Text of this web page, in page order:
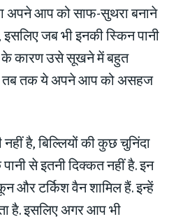
अपने आप को साफ-सुथरा बनाने
जब भी इनकी स्किन पानी
के कारण उसे सूखने में बहुत
तब तक ये अपने आप को असहज
नहीं है, बिल्‍ल‍ियों की कुछ चुनिंदा
से इतनी दिक्‍कत नहीं है. इन
और टर्किश वैन शामिल हैं. इन्‍हें
है. इसलिए अगर आप भी